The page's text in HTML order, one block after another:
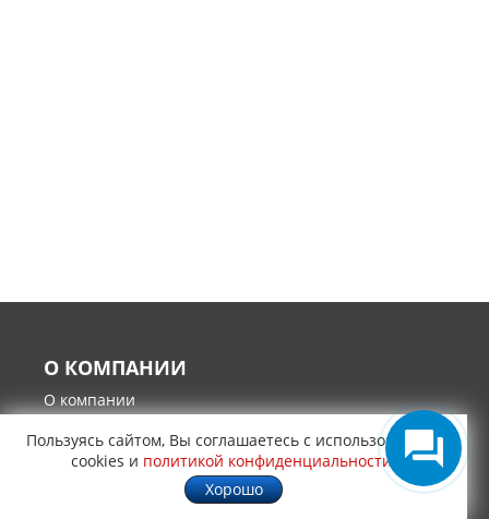
О КОМПАНИИ
О компании
Политика конфиденциальности
Гарантия и возврат товара
Пользуясь сайтом, Вы соглашаетесь с использованием
cookies и политикой конфиденциальности
Хорошо